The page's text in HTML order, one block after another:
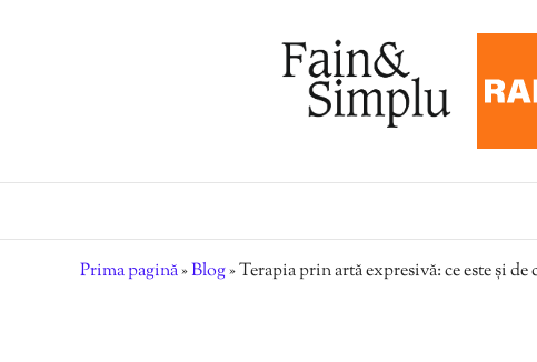
Prima pagină»Blog»Terapia prin artă expresivă: ce este și